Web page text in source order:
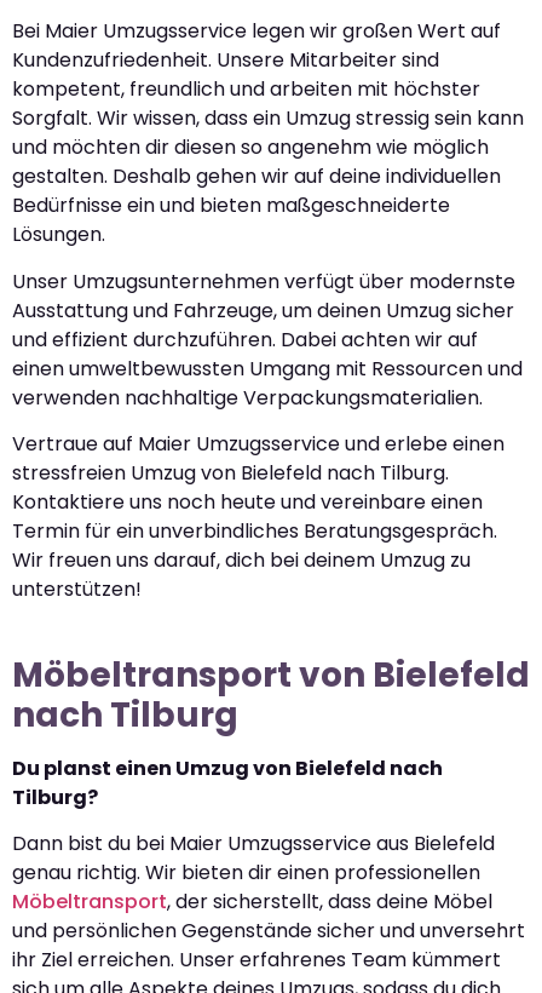
Bei Maier Umzugsservice legen wir großen Wert auf
Kundenzufriedenheit. Unsere Mitarbeiter sind
kompetent, freundlich und arbeiten mit höchster
Sorgfalt. Wir wissen, dass ein Umzug stressig sein kann
und möchten dir diesen so angenehm wie möglich
gestalten. Deshalb gehen wir auf deine individuellen
Bedürfnisse ein und bieten maßgeschneiderte
Lösungen.
Unser Umzugsunternehmen verfügt über modernste
Ausstattung und Fahrzeuge, um deinen Umzug sicher
und effizient durchzuführen. Dabei achten wir auf
einen umweltbewussten Umgang mit Ressourcen und
verwenden nachhaltige Verpackungsmaterialien.
Vertraue auf Maier Umzugsservice und erlebe einen
stressfreien Umzug von Bielefeld nach Tilburg.
Kontaktiere uns noch heute und vereinbare einen
Termin für ein unverbindliches Beratungsgespräch.
Wir freuen uns darauf, dich bei deinem Umzug zu
unterstützen!
Möbeltransport von Bielefeld
nach Tilburg
Du planst einen Umzug von Bielefeld nach
Tilburg?
Dann bist du bei Maier Umzugsservice aus Bielefeld
genau richtig. Wir bieten dir einen professionellen
Möbeltransport, der sicherstellt, dass deine Möbel
und persönlichen Gegenstände sicher und unversehrt
ihr Ziel erreichen. Unser erfahrenes Team kümmert